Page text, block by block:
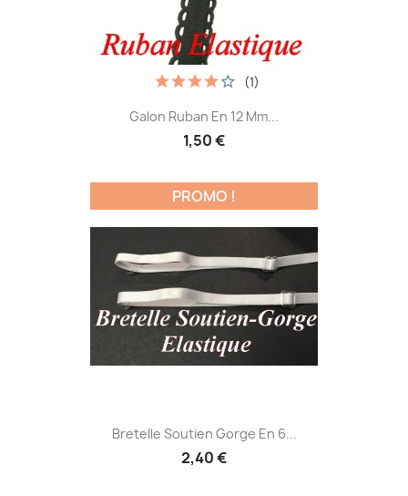
Galon Ruban En 12 Mm...
1,50 €
(1)
Bretelle Soutien Gorge En 6...
2,40 €
PROMO !